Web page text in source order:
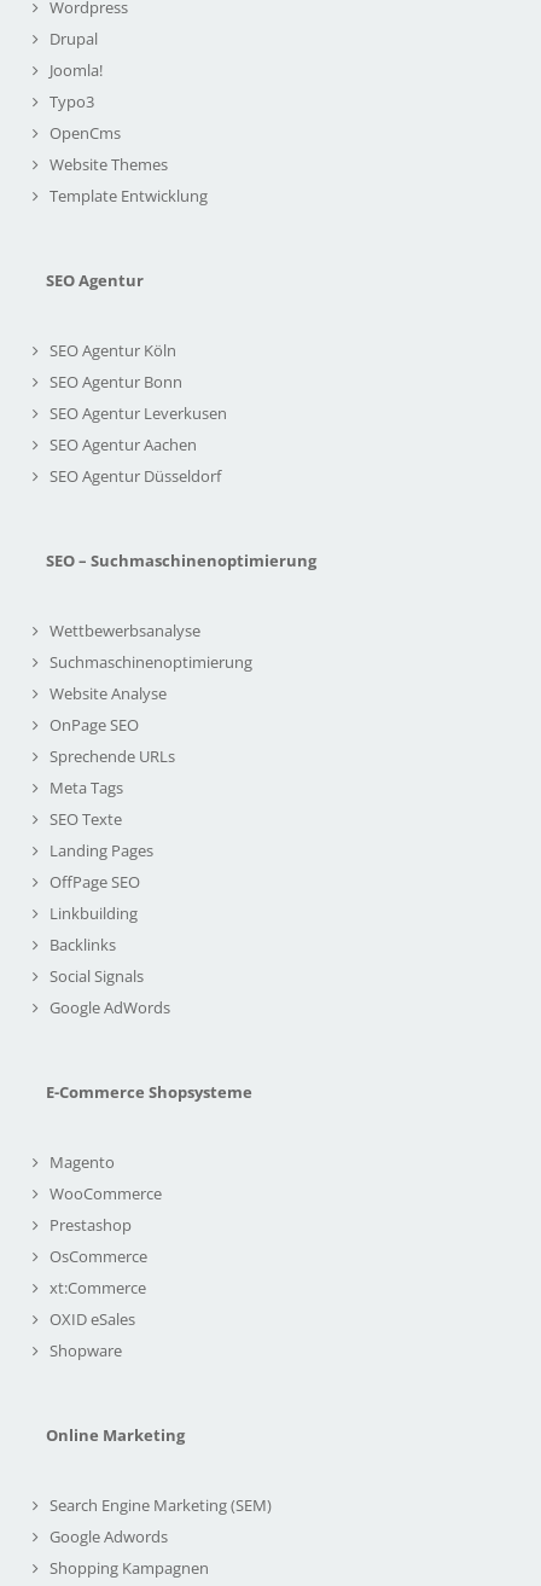
Wordpress
Drupal
Joomla!
Typo3
OpenCms
Website Themes
Template Entwicklung
SEO Agentur
SEO Agentur Köln
SEO Agentur Bonn
SEO Agentur Leverkusen
SEO Agentur Aachen
SEO Agentur Düsseldorf
SEO – Suchmaschinenoptimierung
Wettbewerbsanalyse
Suchmaschinenoptimierung
Website Analyse
OnPage SEO
Sprechende URLs
Meta Tags
SEO Texte
Landing Pages
OffPage SEO
Linkbuilding
Backlinks
Social Signals
Google AdWords
E-Commerce Shopsysteme
Magento
WooCommerce
Prestashop
OsCommerce
xt:Commerce
OXID eSales
Shopware
Online Marketing
Search Engine Marketing (SEM)
Google Adwords
Shopping Kampagnen